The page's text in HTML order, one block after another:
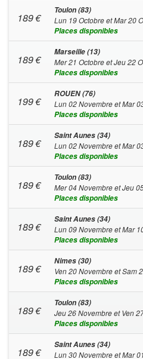
189€
Toulon (83)
Lun 19 Octobre et Mar 20
Places disponibles
189€
Marseille (13)
Mer 21 Octobre et Jeu 22
Places disponibles
199€
ROUEN (76)
Lun 02 Novembre et Mar
Places disponibles
189€
Saint Aunes (34)
Lun 02 Novembre et Mar
Places disponibles
189€
Toulon (83)
Mer 04 Novembre et Jeu
Places disponibles
189€
Saint Aunes (34)
Lun 09 Novembre et Mar
Places disponibles
189€
Nimes (30)
Ven 20 Novembre et Sam
Places disponibles
189€
Toulon (83)
Jeu 26 Novembre et Ven
Places disponibles
189€
Saint Aunes (34)
Lun 30 Novembre et Mar